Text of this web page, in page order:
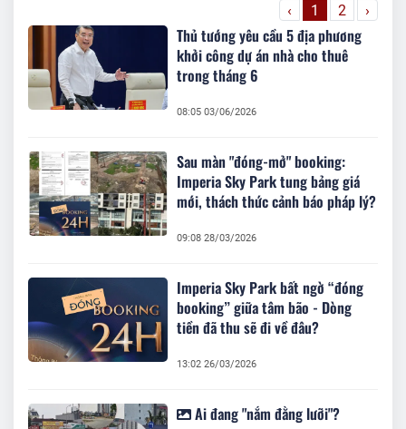
‹ 1 2 ›
Thủ tướng yêu cầu 5 địa phương
khởi công dự án nhà cho thuê
trong tháng 6
08:05 03/06/2026
Sau màn "đóng-mở" booking:
Imperia Sky Park tung bảng giá
mới, thách thức cảnh báo pháp lý?
09:08 28/03/2026
Imperia Sky Park bất ngờ “đóng
booking” giữa tâm bão - Dòng
tiền đã thu sẽ đi về đâu?
13:02 26/03/2026
Ai đang "nắm đằng lưỡi"?